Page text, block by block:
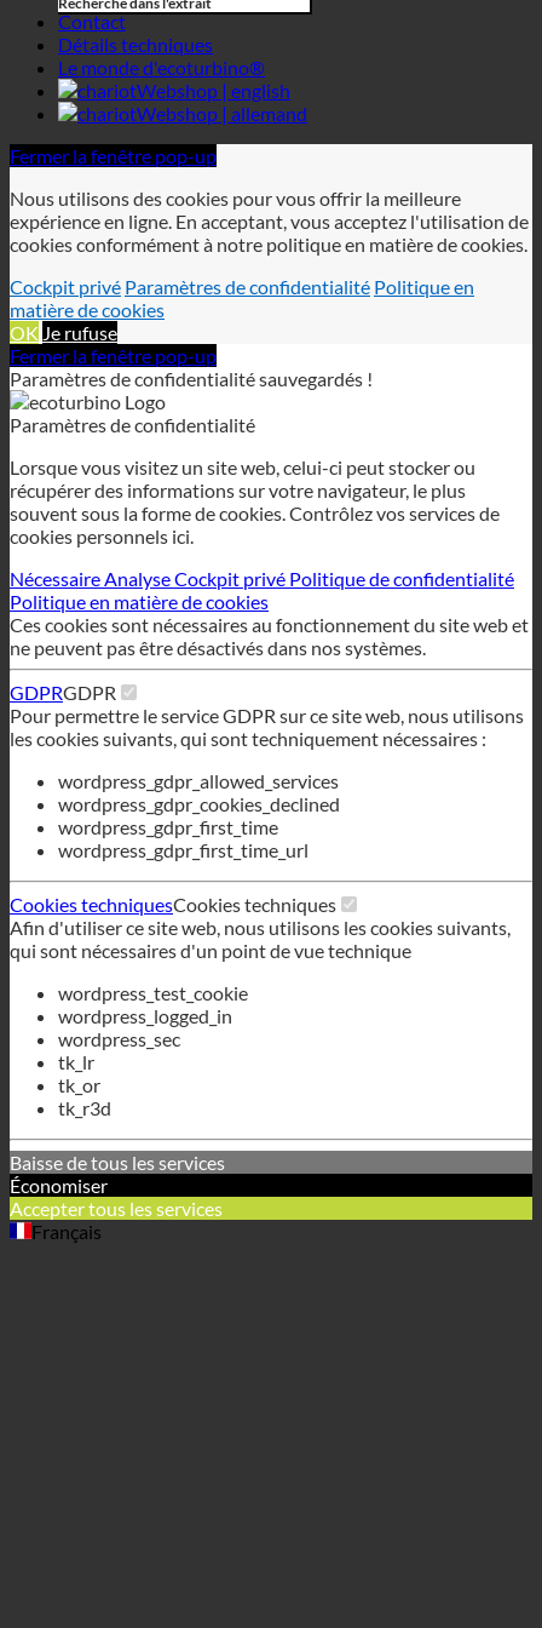
Fermer la fenêtre pop-up
Nous utilisons des cookies pour vous offrir la meilleure
expérience en ligne. En acceptant, vous acceptez l'utilisation de
cookies conformément à notre politique en matière de cookies.
matière de cookies
Fermer la fenêtre pop-up
Paramètres de confidentialité sauvegardés !
Paramètres de confidentialité
Lorsque vous visitez un site web, celui-ci peut stocker ou
récupérer des informations sur votre navigateur, le plus
souvent sous la forme de cookies. Contrôlez vos services de
cookies personnels ici.
NécessaireAnalyseCockpit privé
Ces cookies sont nécessaires au fonctionnement du site web et
ne peuvent pas être désactivés dans nos systèmes.
GDPRGDPR
les cookies suivants, qui sont techniquement nécessaires :
wordpress_gdpr_allowed_services
wordpress_gdpr_cookies_declined
wordpress_gdpr_first_time_url
Cookies techniques
Afin d'utiliser ce site web, nous utilisons les cookies suivants,
qui sont nécessaires d'un point de vue technique
wordpress_test_cookie
wordpress_logged_in
tk_lr
tk_or
tk_r3d
Baisse de tous les services
Économiser
Accepter tous les services
Français